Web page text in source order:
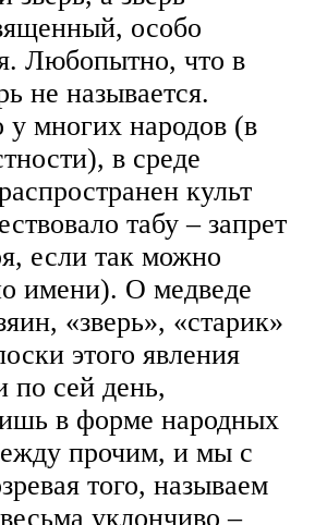
особо
Любопытно, что в
не называется.
у многих народов (в
в среде
культ
табу – запрет
если так можно
имени). О медведе
«зверь», «старик»
этого явления
по сей день,
в форме народных
прочим, и мы с
того, называем
уклончиво –